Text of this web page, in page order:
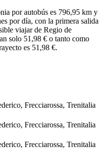
por autobús es 796,95 km y
por día, con la primera salida
viajar de Regio de
solo 51,98 € o tanto como
es 51,98 €.
Frecciarossa, Trenitalia
Frecciarossa, Trenitalia
Frecciarossa, Trenitalia